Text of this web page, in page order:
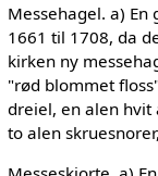
Messehagel. a)
1661 til 1708, da
kirken ny
"rød blommet
dreiel, en alen hvit
to alen